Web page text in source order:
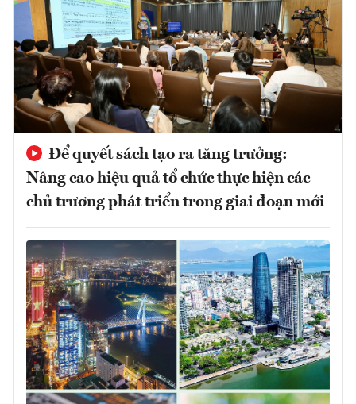
Để quyết sách tạo ra tăng trưởng:
Nâng cao hiệu quả tổ chức thực hiện các
chủ trương phát triển trong giai đoạn mới